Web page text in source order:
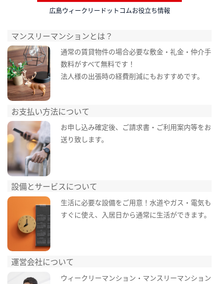
広島ウィークリードットコムお役立ち情報
マンスリーマンションとは？
通常の賃貸物件の場合必要な敷金・礼金・仲介手
数料がすべて無料です！
法人様の出張時の経費削減にもおすすめです。
お支払い方法について
お申し込み確定後、ご請求書・ご利用案内等をお
送り致します。
設備とサービスについて
生活に必要な設備をご用意！水道やガス・電気も
すぐに使え、入居日から通常に生活ができます。
運営会社について
ウィークリーマンション・マンスリーマンション